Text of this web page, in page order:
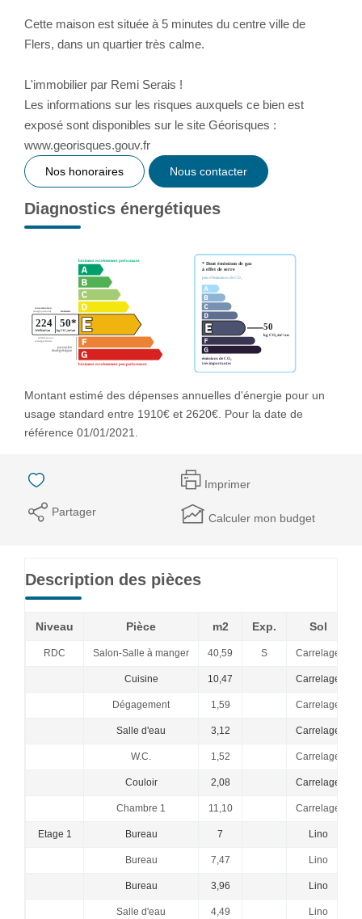
Cette maison est située à 5 minutes du centre ville de
Flers, dans un quartier très calme.
L'immobilier par Remi Serais !
Les informations sur les risques auxquels ce bien est
exposé sont disponibles sur le site Géorisques :
www.georisques.gouv.fr
Nos honoraires Nous contacter
Diagnostics énergétiques
Montant estimé des dépenses annuelles d'énergie pour un
usage standard entre 1910€ et 2620€. Pour la date de
référence 01/01/2021.
Imprimer
Partager Calculer mon budget
Description des pièces
Niveau Pièce m2 Exp. Sol
RDC Salon-Salle à manger 40,59 S Carrelage
Cuisine 10,47 Carrelage
Dégagement 1,59 Carrelage
Salle d'eau 3,12 Carrelage
W.C. 1,52 Carrelage
Couloir 2,08 Carrelage
Chambre 1 11,10 Carrelage
Etage 1 Bureau 7 Lino
Bureau 7,47 Lino
Bureau 3,96 Lino
Salle d'eau 4,49 Lino